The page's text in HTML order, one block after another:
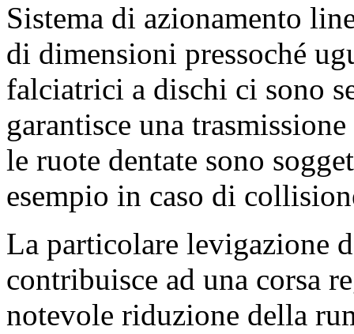
Sistema di azionamento
di dimensioni pressoché
falciatrici a dischi ci sono
garantisce una
le ruote dentate sono
esempio in caso di
La particolare levigazione
contribuisce ad una corsa
notevole riduzione della